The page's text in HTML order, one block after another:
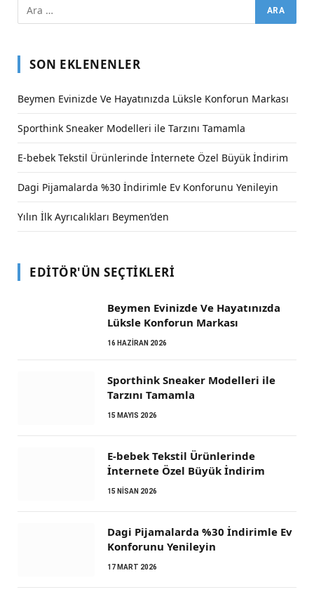
SON EKLENENLER
Beymen Evinizde Ve Hayatınızda Lüksle Konforun Markası
Sporthink Sneaker Modelleri ile Tarzını Tamamla
E-bebek Tekstil Ürünlerinde İnternete Özel Büyük İndirim
Dagi Pijamalarda %30 İndirimle Ev Konforunu Yenileyin
Yılın İlk Ayrıcalıkları Beymen’den
EDITÖR'ÜN SEÇTIKLERI
Beymen Evinizde Ve Hayatınızda
Lüksle Konforun Markası
16 HAZIRAN 2026
Sporthink Sneaker Modelleri ile
Tarzını Tamamla
15 MAYIS 2026
E-bebek Tekstil Ürünlerinde
İnternete Özel Büyük İndirim
15 NISAN 2026
Dagi Pijamalarda %30 İndirimle Ev
Konforunu Yenileyin
17 MART 2026